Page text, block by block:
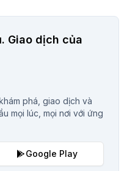
Giao dịch của
phá, giao dịch và
mọi lúc, mọi nơi với ứng
Google Play